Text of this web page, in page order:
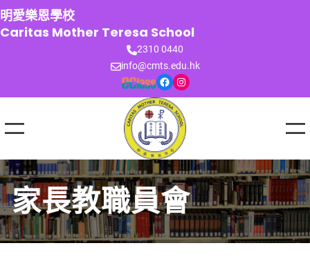
跳
至
主
明愛樂恩學校
Caritas Mother Teresa School
2310 0440
info@cmts.edu.hk
Facebook Instagram
家長教職員會